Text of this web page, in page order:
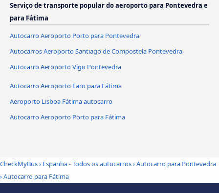
Serviço de transporte popular do aeroporto para Pontevedra e
para Fátima
Autocarro Aeroporto Porto para Pontevedra
Autocarros Aeroporto Santiago de Compostela Pontevedra
Autocarro Aeroporto Vigo Pontevedra
Autocarro Aeroporto Faro para Fátima
Aeroporto Lisboa Fátima autocarro
Autocarro Aeroporto Porto para Fátima
CheckMyBus› Espanha - Todos os autocarros›Autocarro para Pontevedra
›Autocarro para Fátima